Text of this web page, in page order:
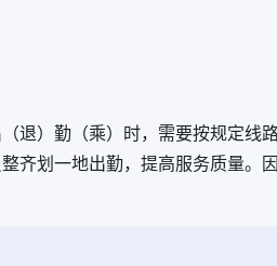
退）勤（乘）时，需要按规定线
齐划一地出勤，提高服务质量。